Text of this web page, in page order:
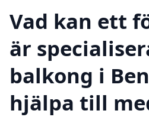
Vad kan ett
är
balkong i
hjälpa till